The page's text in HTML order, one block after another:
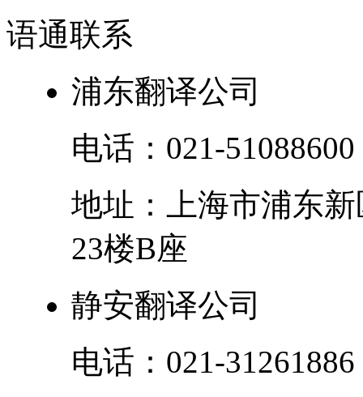
语通联系
浦东翻译公司
电话： 021-51088600
地址：
上海市浦东新
23楼B座
静安翻译公司
电话： 021-31261886